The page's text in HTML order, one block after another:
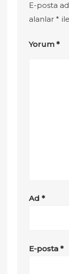
E-posta
alanlar*
Yorum*
Ad*
E-posta*